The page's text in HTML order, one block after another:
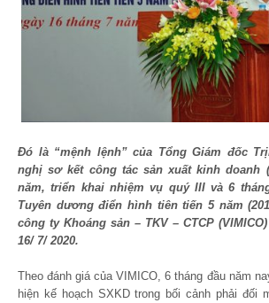
Đó là “mệnh lệnh” của Tổng Giám đốc
nghị sơ kết công tác sản xuất kinh doanh
năm, triển khai nhiệm vụ quý III và 6
Tuyên dương điển hình tiên tiến 5 năm
công ty Khoáng sản – TKV – CTCP
16/ 7/ 2020.
Theo đánh giá của VIMICO, 6 tháng đầu năm
hiện kế hoạch SXKD trong bối cảnh phải đối